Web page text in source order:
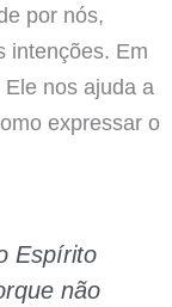
por nós,
intenções. Em
nos ajuda a
expressar o
Espírito
não